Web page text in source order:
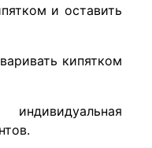
и оставить
кипятком